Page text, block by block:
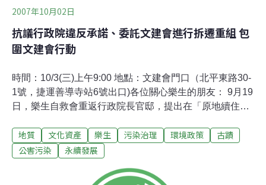
2007年10月02日
抗議行政院違反承諾、委託文建會進行拆遷重組 包
圍文建會行動
時間：10/3(三)上午9:00 地點：文建會門口（北平東路30-
1號，捷運善導寺站6號出口)各位關心樂生的朋友： 9月19
日，樂生自救會重返行政院長官邸，提出在「原地續住、
止捷運工程等訴求；當天，行政院發言人謝志偉雖對外發
表「政府努力不夠，一定會努力協商」（根據2007/9/19中
「繼續協商」的機制遲遲未啟，卻已私下委託文建會進行
地質 文化資產 樂生 污染治理 環境政策
古蹟
公害污染
永續發展